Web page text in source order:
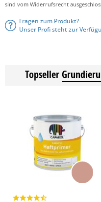
sind vom Widerrufsrecht
Fragen zum Produkt?
Unser Profi steht zur
Topseller